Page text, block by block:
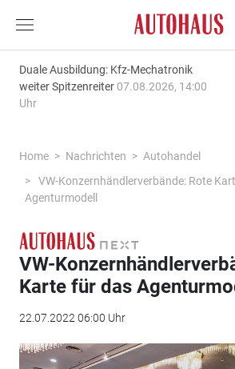
Duale Ausbildung: Kfz-Mechatronik
weiter Spitzenreiter 07.08.2026, 14:00
Uhr
Home Nachrichten
Autohandel
VW-Konzernhändlerverbände: Rote
Agenturmodell
VW-
Karte für das
22.07.2022 06:00 Uhr